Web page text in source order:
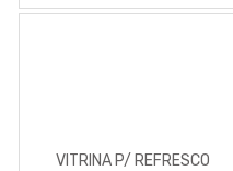
VITRINA P/ REFRESCO